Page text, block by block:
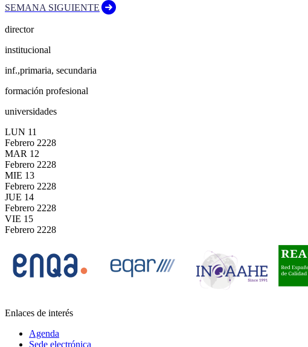
SEMANA SIGUIENTE
director
institucional
inf.,primaria, secundaria
formación profesional
universidades
LUN 11
Febrero 2228
MAR 12
Febrero 2228
MIE 13
Febrero 2228
JUE 14
Febrero 2228
VIE 15
Febrero 2228
Enlaces de interés
Agenda
Sede electrónica